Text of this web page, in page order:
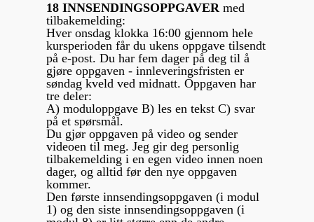
18 INNSENDINGSOPPGAVERmed
tilbakemelding:
Hver onsdag klokka 16:00 gjennom hele
kursperioden får du ukens oppgave tilsendt
på e-post. Du har fem dager på deg til å
gjøre oppgaven - innleveringsfristen er
søndag kveld ved midnatt. Oppgaven har
tre deler:
A) moduloppgave B) les en tekst C) svar
på et spørsmål.
Du gjør oppgaven på video og sender
videoen til meg. Jeg gir deg personlig
tilbakemelding i en egen video innen noen
dager, og alltid før den nye oppgaven
kommer.
Den første innsendingsoppgaven (i modul
1) og den siste innsendingsoppgaven (i